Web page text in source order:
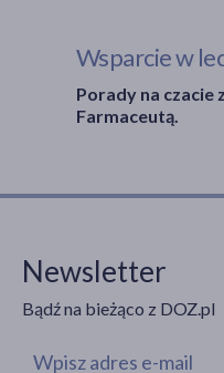
Wsparcie w
Porady na czacie z
Farmaceutą.
Newsletter
Bądź na bieżąco z DOZ.pl